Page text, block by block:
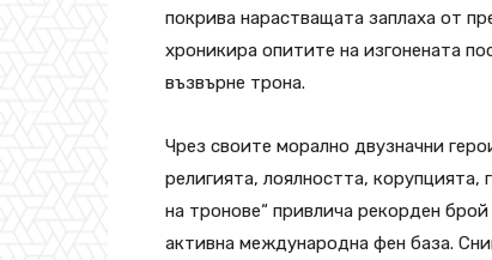
покрива нарастващата заплаха от
хроникира опитите на изгонената
възвърне трона.
Чрез своите морално двузначни
религията, лоялността, корупцията,
на тронове“ привлича рекорден
активна международна фен база.